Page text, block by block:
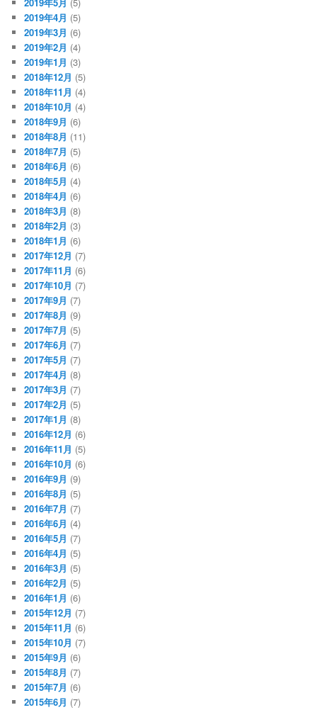
2019年4月 (5)
2019年3月 (6)
2019年2月 (4)
2019年1月 (3)
2018年12月 (5)
2018年11月 (4)
2018年10月 (4)
2018年9月 (6)
2018年8月 (11)
2018年7月 (5)
2018年6月 (6)
2018年5月 (4)
2018年4月 (6)
2018年3月 (8)
2018年2月 (3)
2018年1月 (6)
2017年12月 (7)
2017年11月 (6)
2017年10月 (7)
2017年9月 (7)
2017年8月 (9)
2017年7月 (5)
2017年6月 (7)
2017年5月 (7)
2017年4月 (8)
2017年3月 (7)
2017年2月 (5)
2017年1月 (8)
2016年12月 (6)
2016年11月 (5)
2016年10月 (6)
2016年9月 (9)
2016年8月 (5)
2016年7月 (7)
2016年6月 (4)
2016年5月 (7)
2016年4月 (5)
2016年3月 (5)
2016年2月 (5)
2016年1月 (6)
2015年12月 (7)
2015年11月 (6)
2015年10月 (7)
2015年9月 (6)
2015年8月 (7)
2015年7月 (6)
2015年6月 (7)